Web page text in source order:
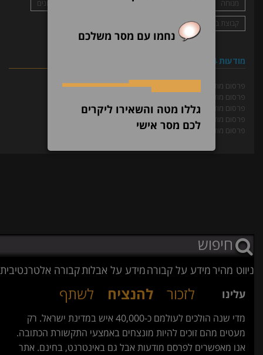
מנוחה
סמי ונסים נופי
פרסום מודעות אבל בעיתונים
קבוצת בזן
שנקר
מודעות 24 שעות
פרסום מודעות בעיתון
פרסום מודעת אבל בעיתון
פרסום מודעה משפטית בעיתון
פרסום מודעה מסחרית בעיתון
פרסום מודעת דרושים בעיתון
ניווט מהירמידע על קבורהמידע על אבלותקבורה אלטרנטיבית
לזכור להנציח לשתף
נחמו עם מסר משלכם
גללו מטה והשאירו ליקרים
לכם מסר אישי
עלינו
מדי שנה הולכים לעולמם כ-40,000 איש במדינת ישראל. רק
מעטים מהם זוכים להיות מונצחים באמצעי התקשורת הכתובה.
אנו מאפשרים לפרסם מודעות אבל גם באינטרנט, בחינם. אתר